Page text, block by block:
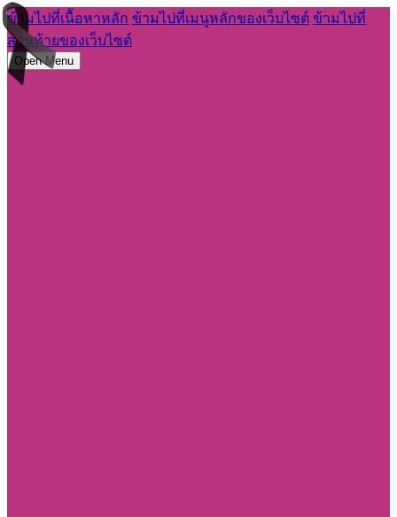
ข้ามไปที่เนื้อหาหลัก ข้ามไปที่เมนูหลักของเว็บไซต์ ข้ามไปที่
ส่วนท้ายของเว็บไซต์
Open Menu